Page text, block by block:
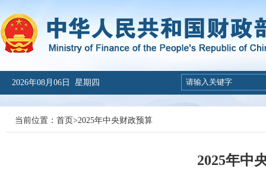
2026年08月06日 星期四
当前位置： 首页>2025年中央财政预算
2025年中